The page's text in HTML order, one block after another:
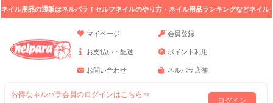
ネイル用品の通販はネルパラ！セルフネイルのやり方・ネイル用品ランキングなどネイル
マイページ
会員登録
お支払い・配送 ポイント利用
お問い合わせ ネルパラ店舗
お得なネルパラ会員のログインはこちら⇒
ログイン